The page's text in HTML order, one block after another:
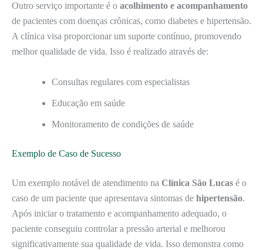
Outro serviço importante é o acolhimento e acompanhamento
de pacientes com doenças crônicas, como diabetes e hipertensão.
A clínica visa proporcionar um suporte contínuo, promovendo
melhor qualidade de vida. Isso é realizado através de:
Consultas regulares com especialistas
Educação em saúde
Monitoramento de condições de saúde
Exemplo de Caso de Sucesso
Um exemplo notável de atendimento na Clínica São Lucas é o
caso de um paciente que apresentava sintomas de hipertensão.
Após iniciar o tratamento e acompanhamento adequado, o
paciente conseguiu controlar a pressão arterial e melhorou
significativamente sua qualidade de vida. Isso demonstra como